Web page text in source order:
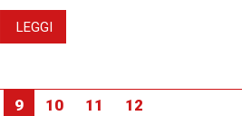
LEGGI
9 10 11 12